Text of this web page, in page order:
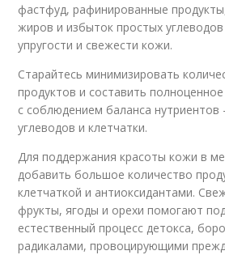
фастфуд, рафинированные
жиров и избыток простых
упругости и свежести кожи.
Старайтесь минимизировать
продуктов и составить
с соблюдением баланса
углеводов и клетчатки.
Для поддержания красоты кожи в
добавить большое количество
клетчаткой и антиоксидантами.
фрукты, ягоды и орехи помогают
естественный процесс детокса,
радикалами, провоцирующими